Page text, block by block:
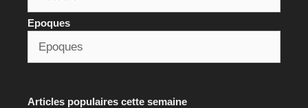
Epoques
Articles populaires cette semaine